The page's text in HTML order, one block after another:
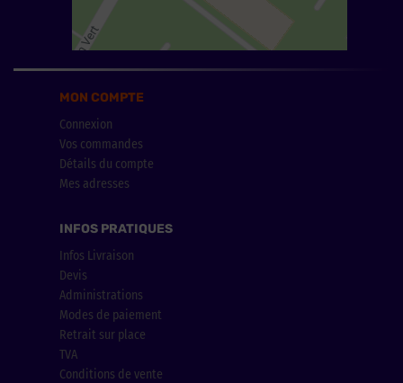
MON COMPTE
Connexion
Vos commandes
Détails du compte
Mes adresses
INFOS PRATIQUES
Infos Livraison
Devis
Administrations
Modes de paiement
Retrait sur place
TVA
Conditions de vente